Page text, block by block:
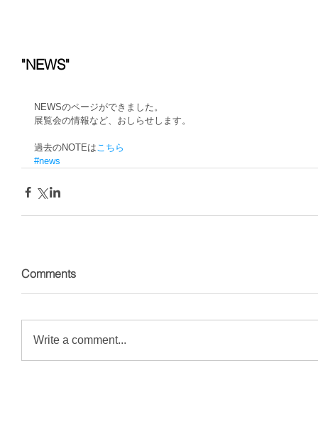
"NEWS"
NEWSのページができました。
展覧会の情報など、おしらせします。
過去のNOTEはこちら
#news
Comments
Write a comment...